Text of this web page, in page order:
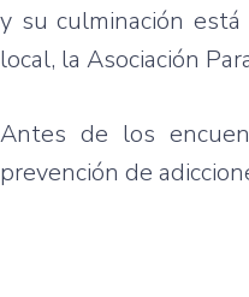
y su culminación
local, la Asociación
Antes de los
prevención de